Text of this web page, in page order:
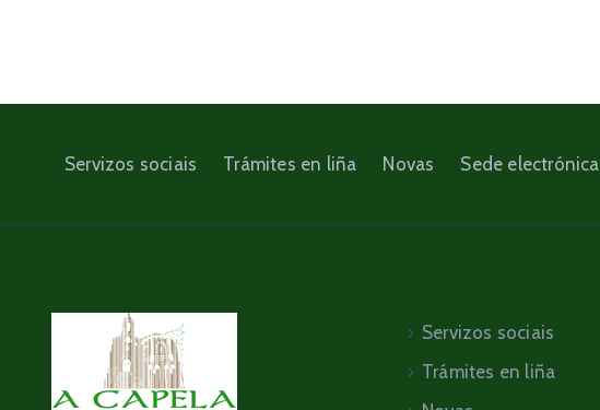
Servizos sociais Trámites en liña Novas Sede electrónica
Servizos sociais
Trámites en liña